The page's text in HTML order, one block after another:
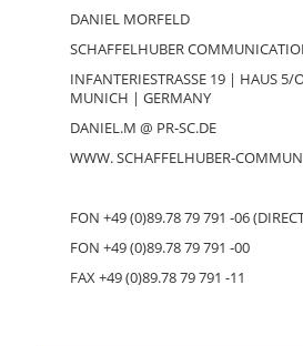
DANIEL MORFELD
SCHAFFELHUBER
INFANTERIESTRASSE 19 | HAUS 5/
MUNICH | GERMANY
DANIEL.M @ PR-SC.DE
WWW. SCHAFFELHUBER-
FON +49 (0)89.78 79 791 -06
FON +49 (0)89.78 79 791 -00
FAX +49 (0)89.78 79 791 -11